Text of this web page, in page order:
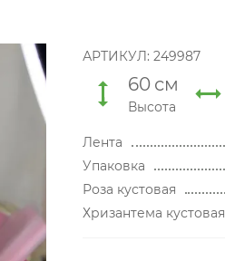
АРТИКУЛ: 249987
60 см
Высота
Лента
Упаковка
Роза кустовая
Хризантема кустовая